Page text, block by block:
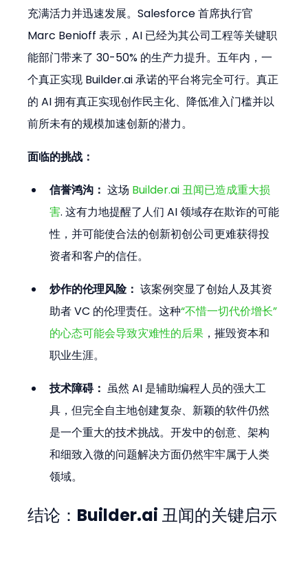
充满活力并迅速发展。Salesforce 首席执行官
Marc Benioff 表示，AI 已经为其公司工程等关键职
能部门带来了 30-50% 的生产力提升。五年内，一
个真正实现 Builder.ai 承诺的平台将完全可行。真正
的 AI 拥有真正实现创作民主化、降低准入门槛并以
前所未有的规模加速创新的潜力。
面临的挑战：
信誉鸿沟： 这场 Builder.ai 丑闻已造成重大损
害. 这有力地提醒了人们 AI 领域存在欺诈的可能
性，并可能使合法的创新初创公司更难获得投
资者和客户的信任。
炒作的伦理风险： 该案例突显了创始人及其资
助者 VC 的伦理责任。这种“不惜一切代价增长”
的心态可能会导致灾难性的后果 ，摧毁资本和
职业生涯。
技术障碍： 虽然 AI 是辅助编程人员的强大工
具，但完全自主地创建复杂、新颖的软件仍然
是一个重大的技术挑战。开发中的创意、架构
和细致入微的问题解决方面仍然牢牢属于人类
领域。
结论：Builder.ai 丑闻的关键启示